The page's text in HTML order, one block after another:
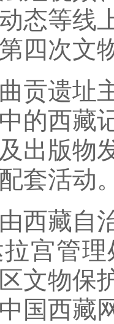
态等线
四次文
贡遗址
的西藏
出版物
套活动
由西藏自
宫管
文物保
中国西藏